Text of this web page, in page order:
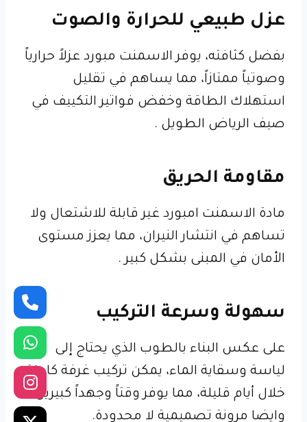
عزل طبيعي للحرارة والصوت
بفضل كثافته، يوفر الاسمنت مبورد عزلاً حرارياً
وصوتياً ممتازاً، مما يساهم في تقليل
استهلاك الطاقة وخفض فواتير التكييف في
صيف الرياض الطويل .
مقاومة الحريق
مادة الاسمنت امبورد غير قابلة للاشتعال ولا
تساهم في انتشار النيران، مما يعزز مستوى
الأمان في المبنى بشكل كبير .
سهولة وسرعة التركيب
على عكس البناء بالطوب الذي يحتاج إلى
لياسة وسقاية الماء، يمكن تركيب غرفة كاملة
خلال أيام قليلة، مما يوفر وقتاً وجهداً كبيرين .
وايضا مرونة تصميمية لا محدودة.